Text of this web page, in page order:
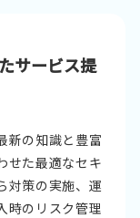
サービス提
新の知識と豊富
せた最適なセキ
対策の実施、運
時のリスク管理